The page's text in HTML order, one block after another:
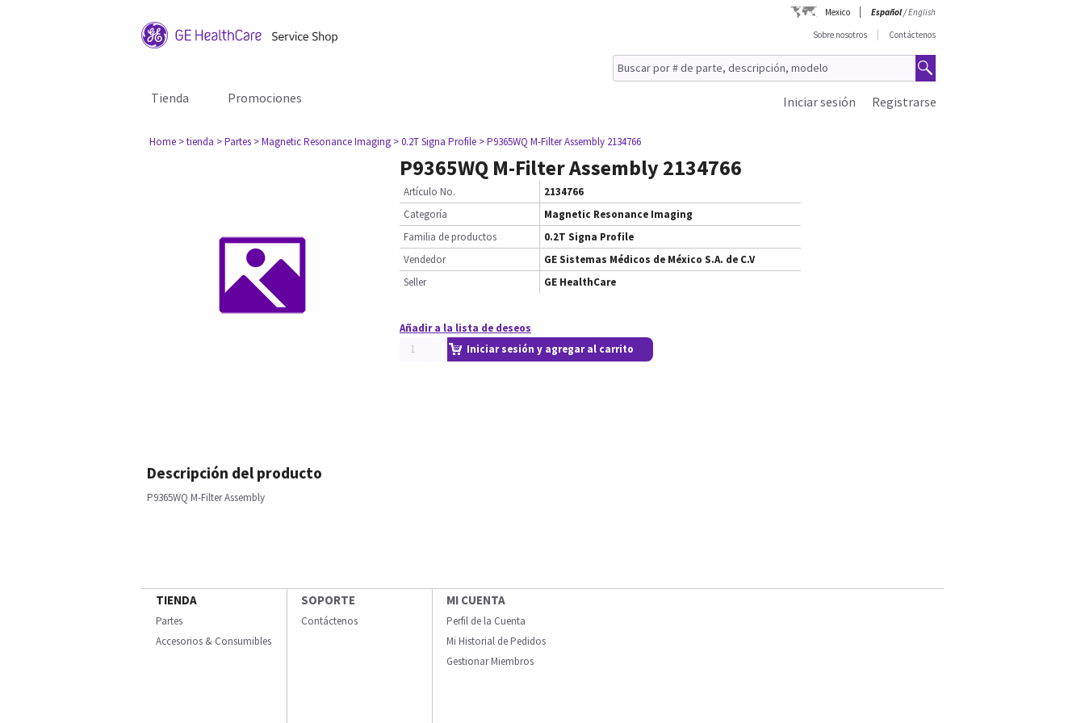
Mexico Español/English
Sobre nosotros
Contáctenos
Tienda Promociones Registrarse
Iniciar sesión
Home > tienda > Partes > Magnetic Resonance Imaging > 0.2T Signa Profile > P9365WQ M-Filter Assembly 2134766
P9365WQ M-Filter Assembly 2134766
Artículo No.
2134766
Categoría
Magnetic Resonance Imaging
Familia de productos
0.2T Signa Profile
Vendedor
GE Sistemas Médicos de México S.A. de C.V
Seller
GE HealthCare
Añadir a la lista de deseos
Iniciar sesión y agregar al carrito
Descripción del producto
P9365WQ M-Filter Assembly
TIENDA
Partes
Accesorios & Consumibles
SOPORTE
Contáctenos
MI CUENTA
Perfil de la Cuenta
Mi Historial de Pedidos
Gestionar Miembros